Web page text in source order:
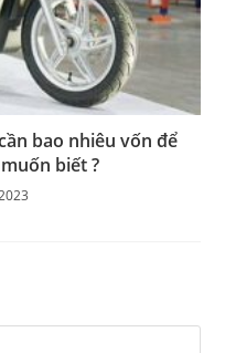
bao nhiêu vốn để
biết ?